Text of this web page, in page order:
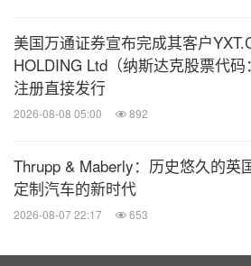
本的数天缩短至数小时。
同时，机器人可在 8 小时连续作
完成率，并大幅降低操作员长期
担。
美国万通证券宣布完成其客户
HOLDING Ltd（纳斯达克股票代
注册直接发行
2026-08-08 05:00 892
Thrupp & Maberly：历史悠久的英
定制汽车的新时代
2026-08-07 22:17 653